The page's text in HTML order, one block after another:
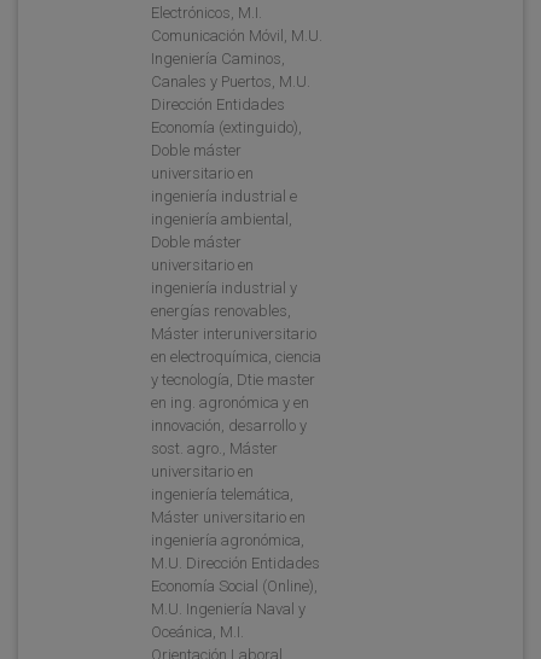
Electrónicos, M.I.
Comunicación Móvil, M.U.
Ingeniería Caminos,
Canales y Puertos, M.U.
Dirección Entidades
Economía (extinguido),
Doble máster
universitario en
ingeniería industrial e
ingeniería ambiental,
Doble máster
universitario en
ingeniería industrial y
energías renovables,
Máster interuniversitario
en electroquímica, ciencia
y tecnología, Dtie master
en ing. agronómica y en
innovación, desarrollo y
sost. agro., Máster
universitario en
ingeniería telemática,
Máster universitario en
ingeniería agronómica,
M.U. Dirección Entidades
Economía Social (Online),
M.U. Ingeniería Naval y
Oceánica, M.I.
Orientación Laboral,